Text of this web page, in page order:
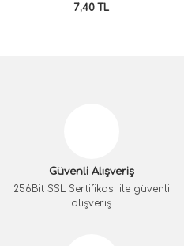
7,40 TL
Güvenli Alışveriş
256Bit SSL Sertifikası ile güvenli
alışveriş